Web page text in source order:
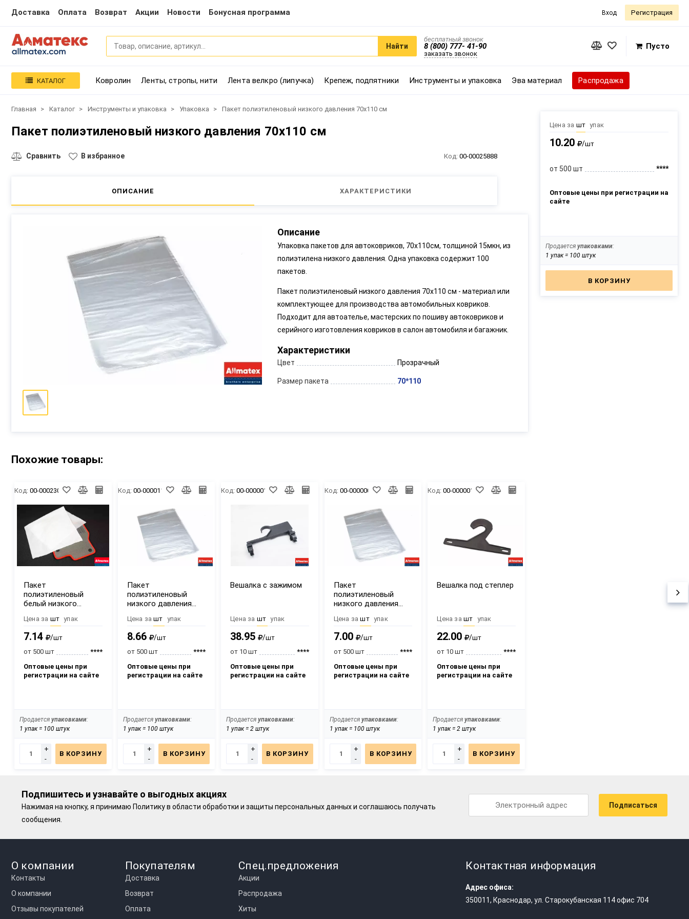
Доставка Оплата Возврат Акции Новости Бонусная программа Вход Регистрация
Найти
бесплатный звонок
8 (800) 777- 41-90
заказать звонок
Пусто
КАТАЛОГ Ковролин Ленты, стропы, нити Лента велкро (липучка) Крепеж, подпятники Инструменты и упаковка Эва материал Распродажа
Главная Каталог Инструменты и упаковка Упаковка Пакет полиэтиленовый низкого давления 70х110 см
Пакет полиэтиленовый низкого давления 70х110 см
Сравнить В избранное Код: 00-00025888
ОПИСАНИЕ ХАРАКТЕРИСТИКИ
Цена за шт упак
10.20 /шт
от 500 шт ****
Оптовые цены при регистрации на
сайте
Продается упаковками:
1 упак = 100 штук
В КОРЗИНУ
Описание
Упаковка пакетов для автоковриков, 70х110см, толщиной 15мкн, из
полиэтилена низкого давления. Одна упаковка содержит 100
пакетов.
Пакет полиэтиленовый низкого давления 70х110 см - материал или
комплектующее для производства автомобильных ковриков.
Подходит для автоателье, мастерских по пошиву автоковриков и
серийного изготовления ковриков в салон автомобиля и багажник.
Характеристики
Цвет Прозрачный
Размер пакета 70*110
Похожие товары:
Код: 00-00023049
Пакет
полиэтиленовый
белый низкого
Цена за шт упак
7.14 /шт
от 500 шт
****
Оптовые цены при
регистрации на сайте
Продается упаковками:
1 упак = 100 штук
+
-
В КОРЗИНУ
Код: 00-00001169
Пакет
полиэтиленовый
низкого давления
Цена за шт упак
8.66 /шт
от 500 шт
****
Оптовые цены при
регистрации на сайте
Продается упаковками:
1 упак = 100 штук
+
-
В КОРЗИНУ
Код:00-00000124
Вешалка с зажимом
Цена за шт упак
38.95 /шт
от 10 шт
****
Оптовые цены при
регистрации на сайте
Продаетсяупаковками:
1 упак = 2 штук
+
-
В КОРЗИНУ
Код: 00-00000089
Пакет
полиэтиленовый
низкого давления
Цена за шт упак
7.00 /шт
от 500 шт
****
Оптовые цены при
регистрации на сайте
Продается упаковками:
1 упак = 100 штук
+
-
В КОРЗИНУ
Код:00-00000155
Вешалка под степлер
Цена за шт упак
22.00 /шт
от 10 шт
****
Оптовые цены при
регистрации на сайте
Продаетсяупаковками:
1 упак = 2 штук
+
-
В КОРЗИНУ
Подпишитесь и узнавайте о выгодных акциях
Нажимая на кнопку, я принимаю Политику в области обработки и защиты персональных данныхи соглашаюсь получать
сообщения.
Подписаться
О компании
Контакты
О компании
Отзывы покупателей
Покупателям
Доставка
Возврат
Оплата
Спец.предложения
Акции
Распродажа
Хиты
Контактная информация
Адрес офиса:
350011,Краснодар,ул. Старокубанская 114 офис 704